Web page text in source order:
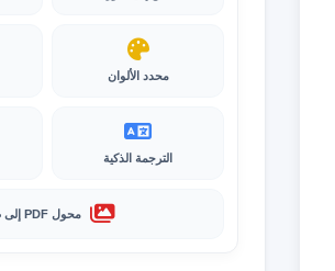
محدد الألوان
الترجمة الذكية
محول PDF إلى صور